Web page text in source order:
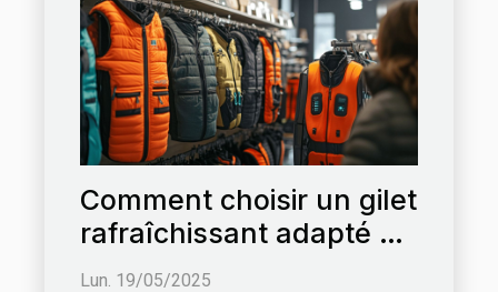
Comment choisir un gilet
rafraîchissant adapté à
vos besoins
Lun. 19/05/2025